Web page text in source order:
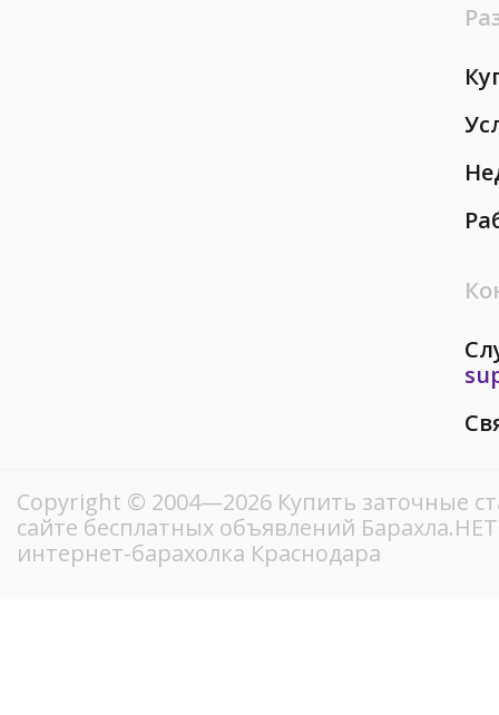
Copyright © 2004—2026 Купить заточные
сайте бесплатных объявлений
интернет-барахолка Краснодара